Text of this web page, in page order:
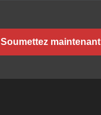
Soumettez maintenant